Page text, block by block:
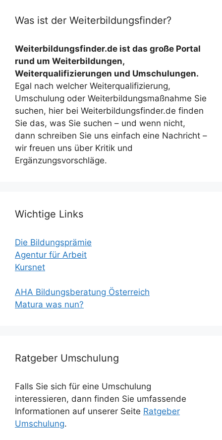
Was ist der Weiterbildungsfinder?
Weiterbildungsfinder.de ist das große Portal
rund um Weiterbildungen,
Weiterqualifizierungen und Umschulungen.
Egal nach welcher Weiterqualifizierung,
Umschulung oder Weiterbildungsmaßnahme Sie
suchen, hier bei Weiterbildungsfinder.de finden
Sie das, was Sie suchen – und wenn nicht,
dann schreiben Sie uns einfach eine Nachricht –
wir freuen uns über Kritik und
Ergänzungsvorschläge.
Wichtige Links
Die Bildungsprämie
Agentur für Arbeit
Kursnet
AHA Bildungsberatung Österreich
Matura was nun?
Ratgeber Umschulung
Falls Sie sich für eine Umschulung
interessieren, dann finden Sie umfassende
Informationen auf unserer Seite Ratgeber
Umschulung.